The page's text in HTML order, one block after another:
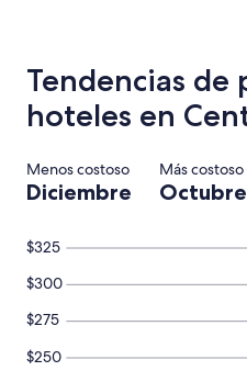
e
C
c
k
n
.
B
u
n
con
base
en
estancia
de
1
para
2
adultos.
precios
la
Tendencias de
hoteles en
Menos costoso Más costoso
Diciembre Octubre
$250
$275
$300
$325